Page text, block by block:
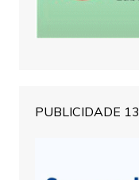
PUBLICIDADE 13